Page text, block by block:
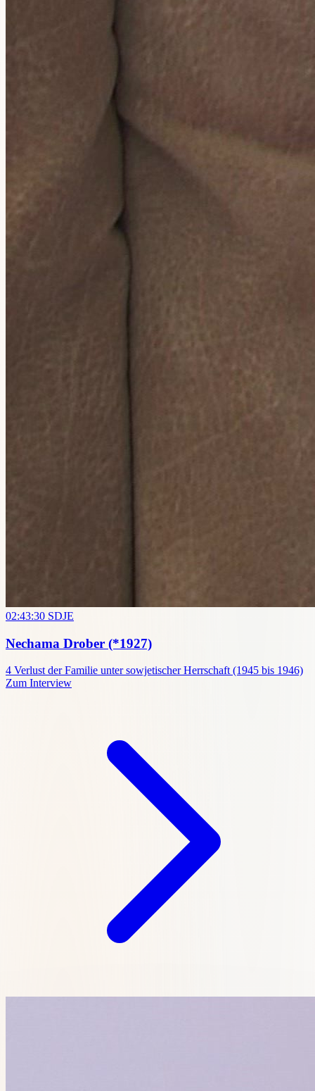
02:43:30 SDJE
Nechama Drober (*1927)
4 Verlust der Familie unter sowjetischer Herrschaft (1945 bis 1946)
Zum Interview